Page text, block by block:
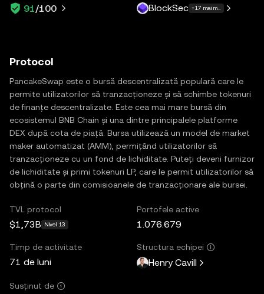
91/100 BlockSec +17 mai multe
Protocol
PancakeSwap este o bursă descentralizată populară care le
permite utilizatorilor să tranzacționeze și să schimbe tokenuri
de finanțe descentralizate. Este cea mai mare bursă din
ecosistemul BNB Chain și una dintre principalele platforme
DEX după cota de piață. Bursa utilizează un model de market
maker automatizat (AMM), permițând utilizatorilor să
tranzacționeze cu un fond de lichiditate. Puteți deveni furnizor
de lichiditate și primi tokenuri LP, care le permit utilizatorilor să
obțină o parte din comisioanele de tranzacționare ale bursei.
TVL protocol
$1,73B Nivel 13
Portofele active
1.076.679
Timp de activitate
71 de luni
Structura echipei
Henry Cavill
Susținut de